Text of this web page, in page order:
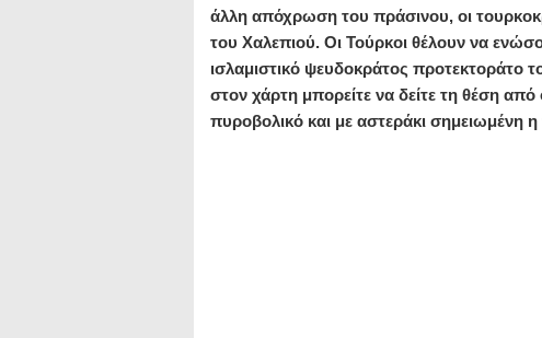
άλλη απόχρωση του πράσινου, οι
του Χαλεπιού. Οι Τούρκοι θέλουν να
ισλαμιστικό ψευδοκράτος προτεκτοράτο
στον χάρτη μπορείτε να δείτε τη θέση
πυροβολικό και με αστεράκι σημειωμένη